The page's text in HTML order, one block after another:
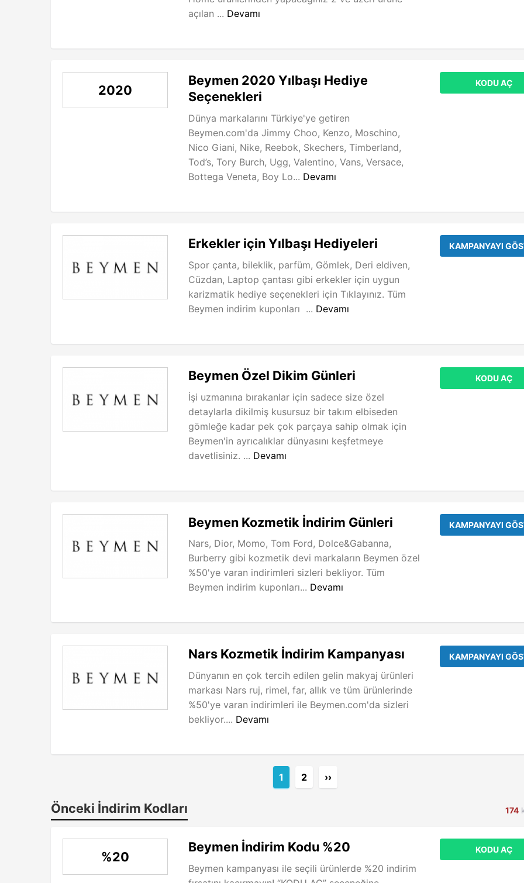
açılan ... Devamı
2020
Beymen 2020 Yılbaşı Hediye
Seçenekleri
Dünya markalarını Türkiye'ye getiren
Beymen.com'da Jimmy Choo, Kenzo, Moschino,
Nico Giani, Nike, Reebok, Skechers, Timberland,
Tod’s, Tory Burch, Ugg, Valentino, Vans, Versace,
Bottega Veneta, Boy Lo... Devamı
KODU AÇ
Erkekler için Yılbaşı Hediyeleri
Spor çanta, bileklik, parfüm, Gömlek, Deri eldiven,
Cüzdan, Laptop çantası gibi erkekler için uygun
karizmatik hediye seçenekleri için Tıklayınız. Tüm
Beymen indirim kuponları ... Devamı
KAMPANYAYI
Beymen Özel Dikim Günleri
İşi uzmanına bırakanlar için sadece size özel
detaylarla dikilmiş kusursuz bir takım elbiseden
gömleğe kadar pek çok parçaya sahip olmak için
Beymen'in ayrıcalıklar dünyasını keşfetmeye
davetlisiniz. ... Devamı
KODU AÇ
Beymen Kozmetik İndirim Günleri
Nars, Dior, Momo, Tom Ford, Dolce&Gabanna,
Burberry gibi kozmetik devi markaların Beymen özel
%50'ye varan indirimleri sizleri bekliyor. Tüm
Beymen indirim kuponları... Devamı
KAMPANYAYI
Nars Kozmetik İndirim Kampanyası
Dünyanın en çok tercih edilen gelin makyaj ürünleri
markası Nars ruj, rimel, far, allık ve tüm ürünlerinde
%50'ye varan indirimleri ile Beymen.com'da sizleri
bekliyor.... Devamı
KAMPANYAYI
1 2 ››
Önceki İndirim Kodları 174
%20
Beymen İndirim Kodu %20
Beymen kampanyası ile seçili ürünlerde %20 indirim
KODU AÇ